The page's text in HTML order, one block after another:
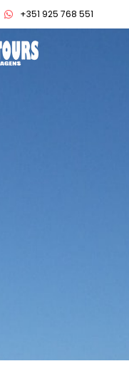
+351 925 768 551